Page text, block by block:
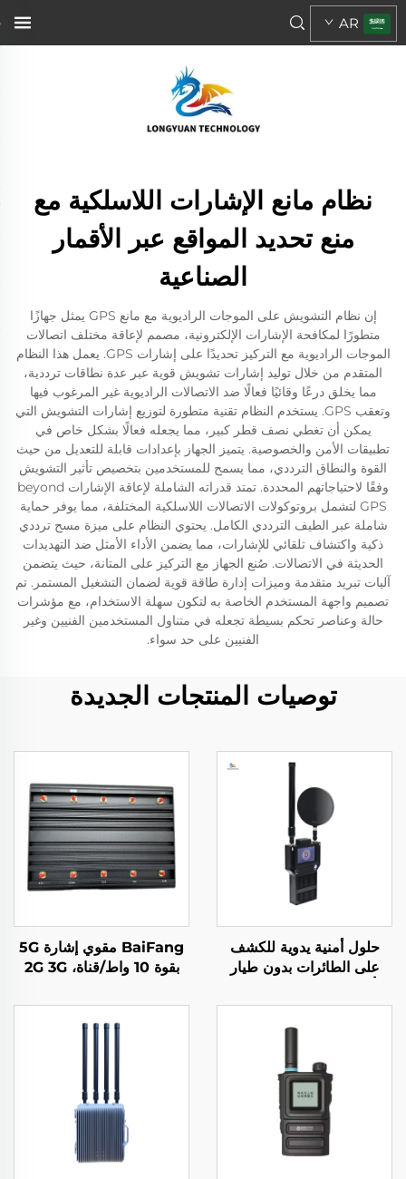
AR
نظام مانع الإشارات اللاسلكية مع
منع تحديد المواقع عبر الأقمار
الصناعية
إن نظام التشويش على الموجات الراديوية مع مانع GPS يمثل جهازًا
متطورًا لمكافحة الإشارات الإلكترونية، مصمم لإعاقة مختلف اتصالات
الموجات الراديوية مع التركيز تحديدًا على إشارات GPS. يعمل هذا النظام
المتقدم من خلال توليد إشارات تشويش قوية عبر عدة نطاقات ترددية،
مما يخلق درعًا وقائيًا فعالًا ضد الاتصالات الراديوية غير المرغوب فيها
وتعقب GPS. يستخدم النظام تقنية متطورة لتوزيع إشارات التشويش التي
يمكن أن تغطي نصف قطر كبير، مما يجعله فعالًا بشكل خاص في
تطبيقات الأمن والخصوصية. يتميز الجهاز بإعدادات قابلة للتعديل من حيث
القوة والنطاق الترددي، مما يسمح للمستخدمين بتخصيص تأثير التشويش
وفقًا لاحتياجاتهم المحددة. تمتد قدراته الشاملة لإعاقة الإشارات beyond
GPS لتشمل بروتوكولات الاتصالات اللاسلكية المختلفة، مما يوفر حماية
شاملة عبر الطيف الترددي الكامل. يحتوي النظام على ميزة مسح ترددي
ذكية واكتشاف تلقائي للإشارات، مما يضمن الأداء الأمثل ضد التهديدات
الحديثة في الاتصالات. صُنع الجهاز مع التركيز على المتانة، حيث يتضمن
آليات تبريد متقدمة وميزات إدارة طاقة قوية لضمان التشغيل المستمر. تم
تصميم واجهة المستخدم الخاصة به لتكون سهلة الاستخدام، مع مؤشرات
حالة وعناصر تحكم بسيطة تجعله في متناول المستخدمين الفنيين وغير
الفنيين على حد سواء.
توصيات المنتجات الجديدة
حلول أمنية يدوية للكشف
على الطائرات بدون طيار
الكشف عن الإشارات طويلة
المدى المحمولة لكشف
FPV
BaiFang مقوي إشارة 5G
بقوة 10 واط/قناة، 2G 3G